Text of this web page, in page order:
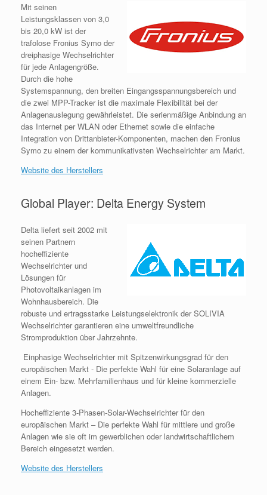
Mit seinen
Leistungsklassen von 3,0
bis 20,0 kW ist der
trafolose Fronius Symo der
dreiphasige Wechselrichter
für jede Anlagengröße.
Durch die hohe
Systemspannung, den breiten Eingangsspannungsbereich und
die zwei MPP-Tracker ist die maximale Flexibilität bei der
Anlagenauslegung gewährleistet. Die serienmäßige Anbindung an
das Internet per WLAN oder Ethernet sowie die einfache
Integration von Drittanbieter-Komponenten, machen den Fronius
Symo zu einem der kommunikativsten Wechselrichter am Markt.
Website des Herstellers
Global Player: Delta Energy System
Delta liefert seit 2002 mit
seinen Partnern
hocheffiziente
Wechselrichter und
Lösungen für
Photovoltaikanlagen im
Wohnhausbereich. Die
robuste und ertragsstarke Leistungselektronik der SOLIVIA
Wechselrichter garantieren eine umweltfreundliche
Stromproduktion über Jahrzehnte.
Einphasige Wechselrichter mit Spitzenwirkungsgrad für den
europäischen Markt - Die perfekte Wahl für eine Solaranlage auf
einem Ein- bzw. Mehrfamilienhaus und für kleine kommerzielle
Anlagen.
Hocheffiziente 3-Phasen-Solar-Wechselrichter für den
europäischen Markt – Die perfekte Wahl für mittlere und große
Anlagen wie sie oft im gewerblichen oder landwirtschaftlichem
Bereich eingesetzt werden.
Website des Herstellers